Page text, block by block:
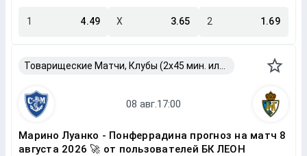
1 4.49 X 3.65 2 1.69
Марино Луанко - Понферрадина прогноз на матч 8
августа 2026 🚀 от пользователей БК ЛЕОН